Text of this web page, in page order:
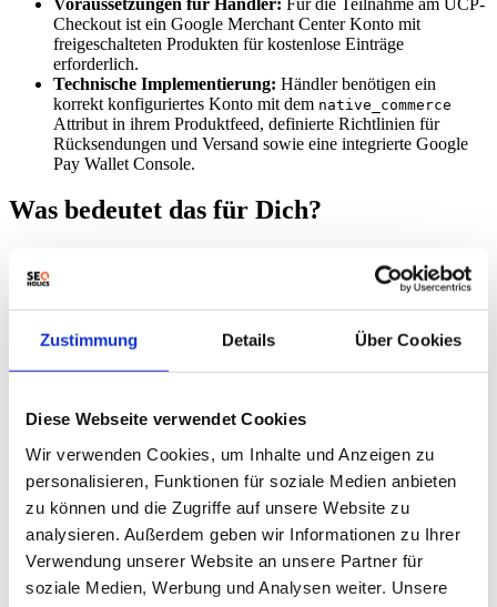
Zustimmung Details Über Cookies
Diese Webseite verwendet Cookies
Wir verwenden Cookies, um Inhalte und Anzeigen zu
personalisieren, Funktionen für soziale Medien anbieten
zu können und die Zugriffe auf unsere Website zu
analysieren. Außerdem geben wir Informationen zu Ihrer
Verwendung unserer Website an unsere Partner für
soziale Medien, Werbung und Analysen weiter. Unsere
Checkout ist ein Google Merchant Center Konto mit
freigeschalteten Produkten für kostenlose Einträge
erforderlich.
Technische Implementierung: Händler benötigen ein
korrekt konfiguriertes Konto mit dem native_commerce
Attribut in ihrem Produktfeed, definierte Richtlinien für
Rücksendungen und Versand sowie eine integrierte Google
Pay Wallet Console.
Was bedeutet das für Dich?
Produkt-Strukturdaten korrekt sind. Nutze dazu Tools wie den
, um sicherzustellen, dass Google
alle notwendigen Informationen erhält.
Google Merchant Center optimieren:
Überprüfe die
Insbesondere dasnative_commerceAttribut muss korrekt
UCP-Profile einrichten:Implementiere das veröffentlichte
Endpunkte gemäß der Google UCP
Entwicklerdokumentation.
frühen Zugang zum UCP-Checkout ein.
AI-Crawling testen: Überprüfe mit einem Site Audit Tool,
ob AI-Crawler deine Website effektiv crawlen können. Dies
bereitet dich auf zukünftige agentische Aktionen vor.